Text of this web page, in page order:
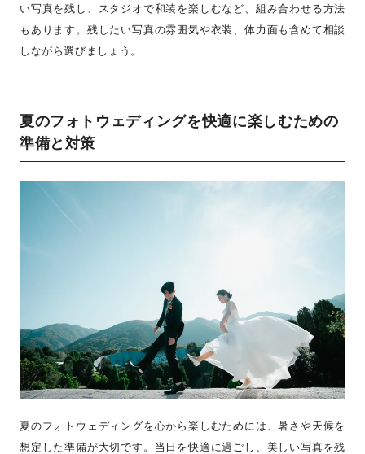
い写真を残し、スタジオで和装を楽しむなど、組み合わせる方法
もあります。残したい写真の雰囲気や衣装、体力面も含めて相談
しながら選びましょう。
夏のフォトウェディングを快適に楽しむための
準備と対策
夏のフォトウェディングを心から楽しむためには、暑さや天候を
想定した準備が大切です。当日を快適に過ごし、美しい写真を残